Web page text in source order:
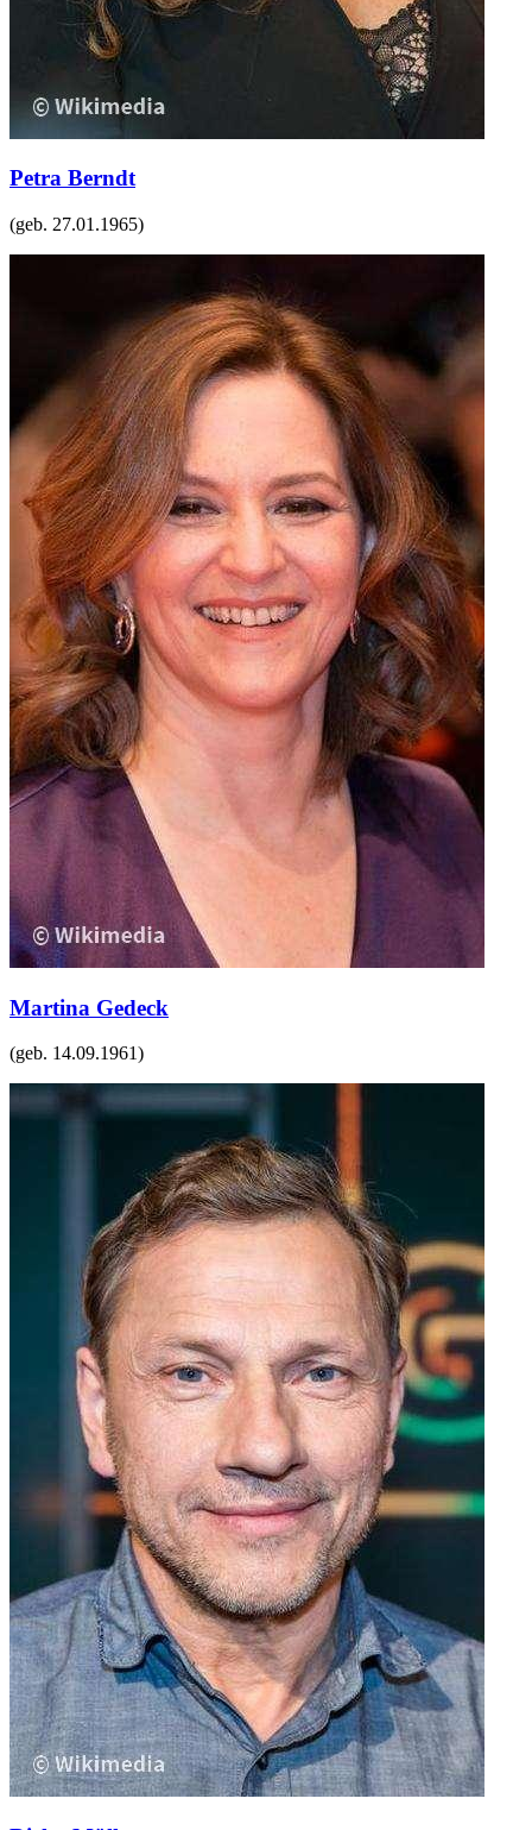
Petra Berndt
(geb. 27.01.1965)
Martina Gedeck
(geb. 14.09.1961)